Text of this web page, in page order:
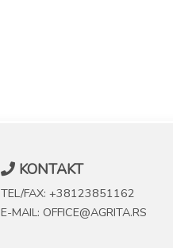
KONTAKT
TEL/FAX: +38123851162
E-MAIL: OFFICE@AGRITA.RS